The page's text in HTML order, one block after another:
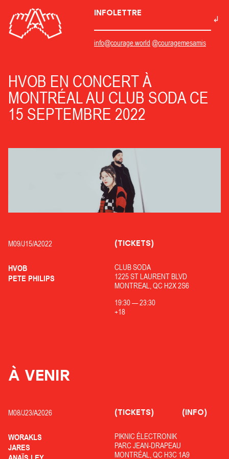
INFOLETTRE
info@courage.world @couragemesamis
HVOB EN CONCERT À
MONTRÉAL AU CLUB SODA CE
15 SEPTEMBRE 2022
M09/J15/A2022
HVOB
PETE PHILIPS
CLUB SODA
1225 ST LAURENT BLVD
MONTREAL, QC H2X 2S6
19:30—23:30
+18
(TICKETS)
À VENIR
M08/J23/A2026
WORAKLS
JARES
PIKNIC ÉLECTRONIK
PARC JEAN-DRAPEAU
MONTRÉAL, QC H3C 1A9
(TICKETS) (INFO)